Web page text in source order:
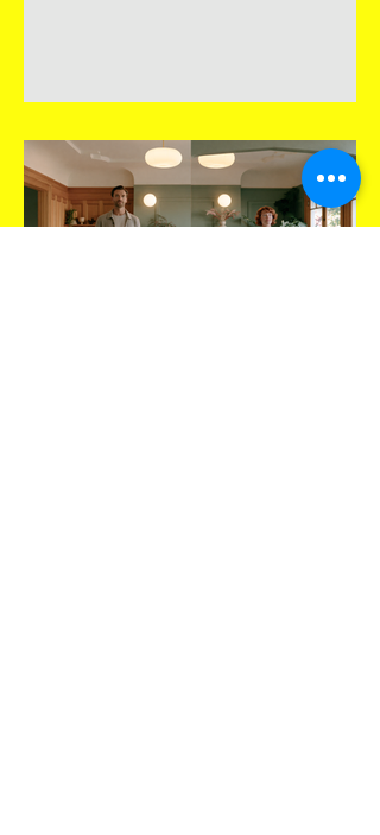
stapelt de academicus
die er straks misschien niet eens
meer is. Het klinkt als een
overdrijving, maar de